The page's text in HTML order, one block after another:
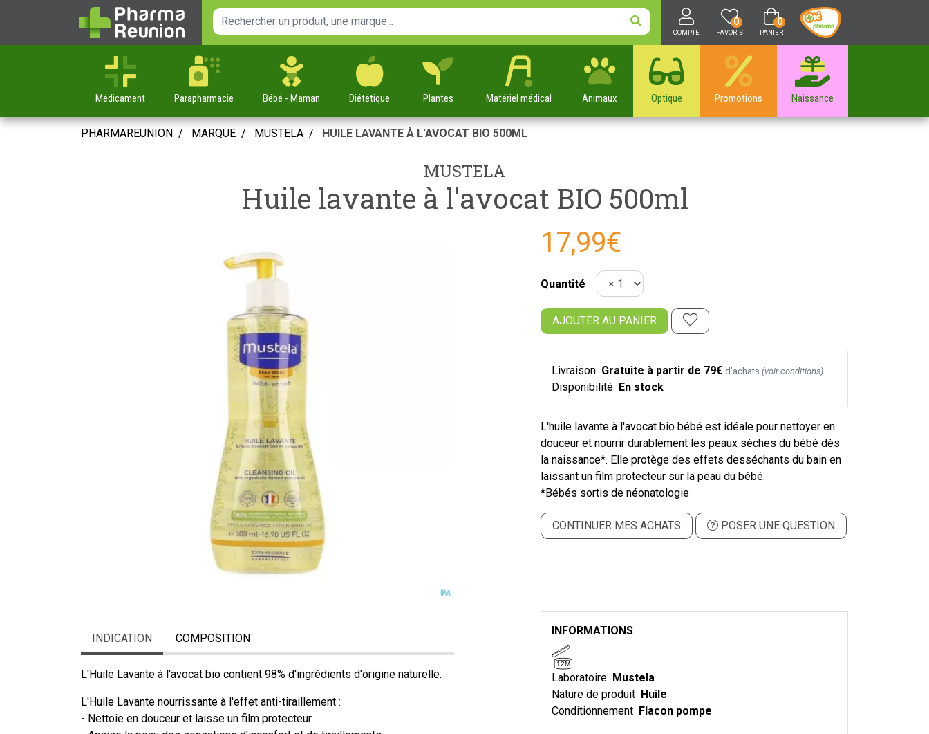
COMPTE FAVORIS
0
PANIER
0
Médicament Parapharmacie Bébé - Maman Diététique Plantes Matériel médical Animaux Optique Promotions Naissance
PHARMAREUNION MARQUE MUSTELA HUILE LAVANTE À L'AVOCAT BIO 500ML
MUSTELA
Huile lavante à l'avocat BIO 500ml
17,99€
Quantité
AJOUTER AU PANIER
Livraison Gratuite à partir de 79€ d’achats (voir conditions)
Disponibilité En stock
L'huile lavante à l'avocat bio bébé est idéale pour nettoyer en
douceur et nourrir durablement les peaux sèches du bébé dès
la naissance*. Elle protège des effets desséchants du bain en
laissant un film protecteur sur la peau du bébé.
*Bébés sortis de néonatologie
CONTINUER MES ACHATS POSER UNE QUESTION
INDICATION COMPOSITION
L'Huile Lavante à l'avocat bio contient 98% d'ingrédients d'origine naturelle.
L'Huile Lavante nourrissante à l'effet anti-tiraillement :
- Nettoie en douceur et laisse un film protecteur
INFORMATIONS
12M
Laboratoire Mustela
Nature de produit Huile
Conditionnement Flacon pompe